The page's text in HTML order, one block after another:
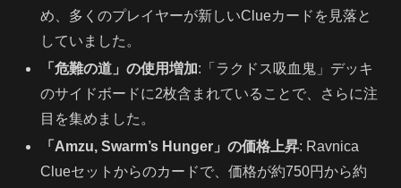
め、多くのプレイヤーが新しいClueカードを見落と
していました。
「危難の道」の使用増加:「ラクドス吸血鬼」デッキ
のサイドボードに2枚含まれていることで、さらに注
目を集めました。
「Amzu, Swarm’s Hunger」の価格上昇: Ravnica
Clueセットからのカードで、価格が約750円から約